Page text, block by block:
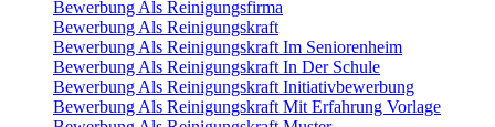
Bewerbung Als Reinigungsfirma
Bewerbung Als Reinigungskraft
Bewerbung Als Reinigungskraft Im Seniorenheim
Bewerbung Als Reinigungskraft In Der Schule
Bewerbung Als Reinigungskraft Initiativbewerbung
Bewerbung Als Reinigungskraft Mit Erfahrung Vorlage